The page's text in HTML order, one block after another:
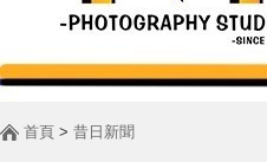
首頁 > 昔日新聞